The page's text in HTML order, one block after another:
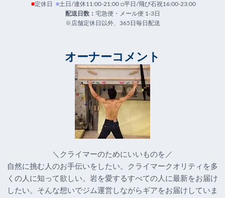
■定休日 ■土日/連休11:00-21:00 □平日/飛び石祝16:00-23:00
配送日数： 宅急便・メール便 1-3日
※店舗定休日以外、365日毎日配送
オーナーコメント
＼クライマーのためにいいものを／
自然に挑む人のお手伝いをしたい。クライマークオリティを多
くの人に知って欲しい。岩を愛するすべての人に最新をお届け
したい。そんな想いでジム運営しながらギアをお届けしていま